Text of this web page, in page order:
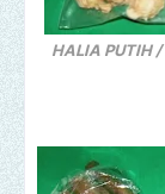
HALIA PUTIH /